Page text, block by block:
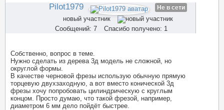
Pilot1979 Не в сети
новый участник
Сообщений: 7
Спасибо получено: 1
Собственно, вопрос в теме.
Нужно сделать из дерева 3д модель не сложной, но
округлой формы.
В качестве черновой фрезы использую обычную прямую
торцевую двухзаходную, а вот вместо конической 3д
фрезы хочу попробовать цилиндрическую с круглым
концом. Просто думаю, что такой фрезой, например,
диаметром 6 мм дело пойдёт быстрее.